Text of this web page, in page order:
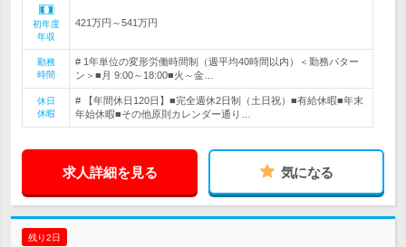
初年度
年収
421万円～541万円
勤務
時間
# 1年単位の変形労働時間制（週平均40時間以内）＜勤務パター
ン＞■月 9:00～18:00■火～金…
休日
休暇
# 【年間休日120日】■完全週休2日制（土日祝）■有給休暇■年末
年始休暇■その他原則カレンダー通り…
求人詳細を見る 気になる
残り2日